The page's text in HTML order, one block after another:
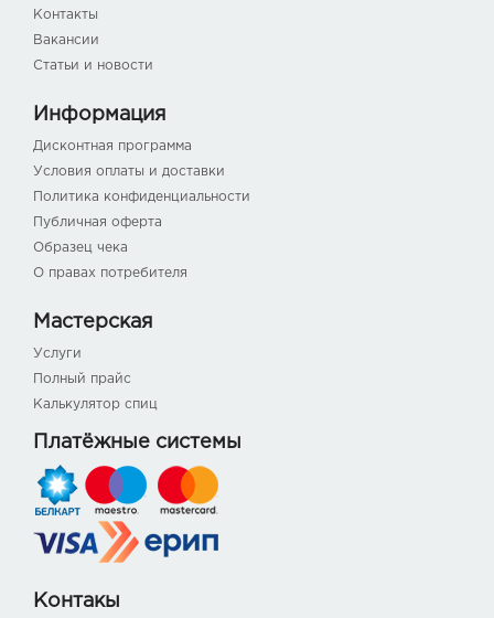
Контакты
Вакансии
Статьи и новости
Информация
Дисконтная программа
Условия оплаты и доставки
Политика конфиденциальности
Публичная оферта
Образец чека
О правах потребителя
Мастерская
Услуги
Полный прайс
Калькулятор спиц
Платёжные системы
Контакы